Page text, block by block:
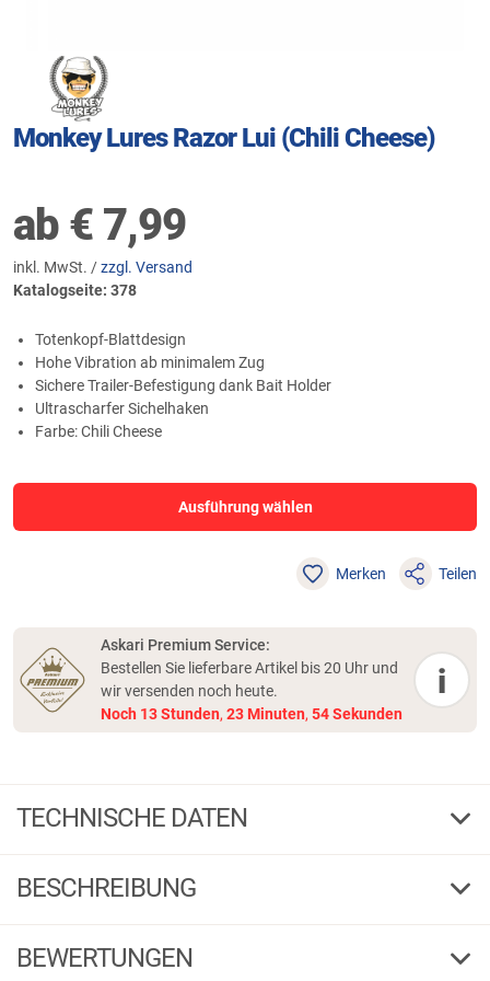
Monkey Lures Razor Lui (Chili Cheese)
ab € 7,99
inkl. MwSt. /zzgl. Versand
Katalogseite: 378
Totenkopf-Blattdesign
Hohe Vibration ab minimalem Zug
Sichere Trailer-Befestigung dank Bait Holder
Ultrascharfer Sichelhaken
Farbe: Chili Cheese
Ausführung wählen
Merken Teilen
Askari Premium Service:
Bestellen Sie lieferbare Artikel bis 20 Uhr und
wir versenden noch heute.
Noch 13Stunden, 23 Minuten, 54Sekunden
i
TECHNISCHE DATEN
Gew. g 10
BESCHREIBUNG
BEWERTUNGEN